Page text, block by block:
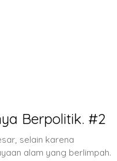
Berpolitik. #2
selain karena
alam yang berlimpah.